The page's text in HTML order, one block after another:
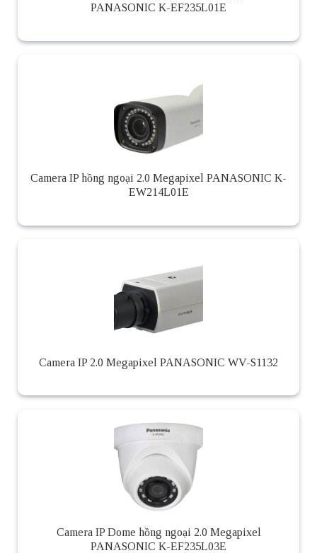
PANASONIC K-EF235L01E
Camera IP hồng ngoại 2.0 Megapixel PANASONIC K-
EW214L01E
Camera IP 2.0 Megapixel PANASONIC WV-S1132
Camera IP Dome hồng ngoại 2.0 Megapixel
PANASONIC K-EF235L03E